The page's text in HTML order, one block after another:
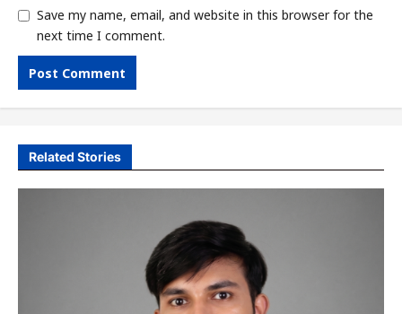
Save my name, email, and website in this browser for the
next time I comment.
Related Stories